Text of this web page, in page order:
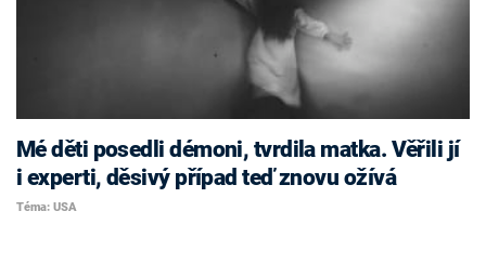
Mé děti posedli démoni, tvrdila matka. Věřili jí
i experti, děsivý případ teď znovu ožívá
Téma: USA